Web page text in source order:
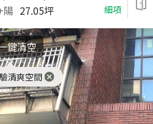
陽 27.05坪 細項
鍵清空
清爽空間